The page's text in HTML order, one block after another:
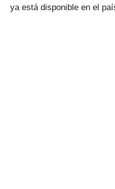
ya está disponible en el